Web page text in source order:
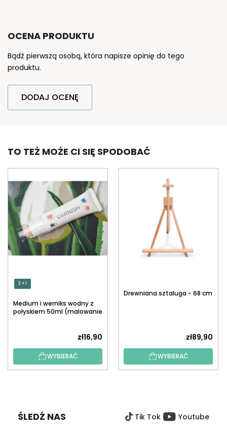
OCENA PRODUKTU
Bądź pierwszą osobą, która napisze opinię do tego
produktu.
DODAJ OCENĘ
TO TEŻ MOŻE CI SIĘ SPODOBAĆ
3 + 1
Medium i werniks wodny z
połyskiem 50ml (malowanie
zł16,90
WYBIERAĆ
Drewniana sztaluga - 68 cm
zł89,90
WYBIERAĆ
ŚLEDŹ NAS Tik Tok Youtube